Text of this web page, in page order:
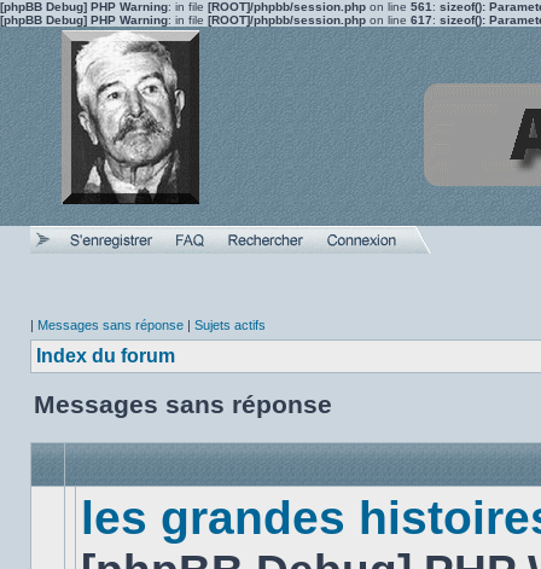
[phpBB Debug] PHP Warning: in file [ROOT]/phpbb/session.php on line 561 : sizeof():
[phpBB Debug] PHP Warning: in file [ROOT]/phpbb/session.php on line 617: sizeof():
| Messages sans réponse | Sujets actifs
Index du forum
Messages sans réponse
les grandes